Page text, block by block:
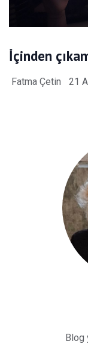
İçinden
Fatma Çetin 21
Blog